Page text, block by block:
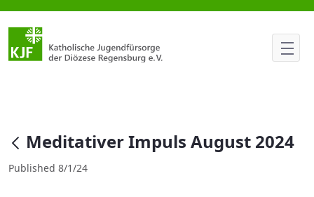
Meditativer Impuls August
null
Meditativer Impuls August 2024
Published 8/1/24